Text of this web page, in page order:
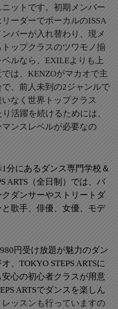
ットです。初期メンバー
ーダーでボーカルのISSA
バーが入れ替わり、現メ
ップクラスのツワモノ揃
ルなら、EXILEよりも上
は、KENZOがマカオで主
、前人未到の2ジャンルで
なく世界トップクラス
活躍を続けるためには、
ンスレベルが必要なの
分にあるダンス専門学校＆
ARTS（全日制）では、バ
ダンサーやストリートダ
歌手、俳優、女優、モデ
円受け放題が魅力のダン
、TOKYO STEPS ARTSに
心の初心者クラスが用意
ARTSでダンスを楽しん
ッスンも行っていますの